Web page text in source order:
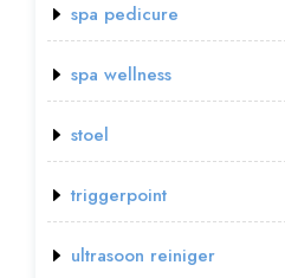
spa pedicure
spa wellness
stoel
triggerpoint
ultrasoon reiniger